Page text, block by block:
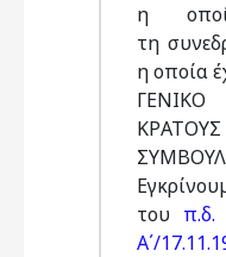
η
τη
η οποία
του π.δ.
Α΄/